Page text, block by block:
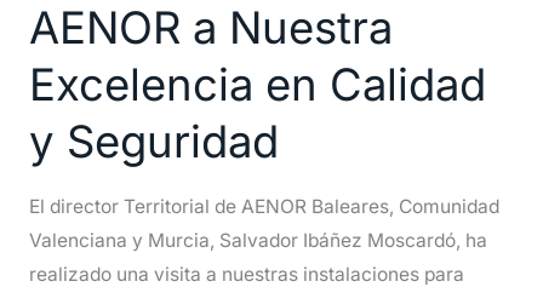
AENOR a Nuestra
Excelencia en Calidad
y Seguridad
El director Territorial de AENOR Baleares, Comunidad
Valenciana y Murcia, Salvador Ibáñez Moscardó, ha
realizado una visita a nuestras instalaciones para
Nuestra
Excelencia
en
Calidad
y
Seguridad